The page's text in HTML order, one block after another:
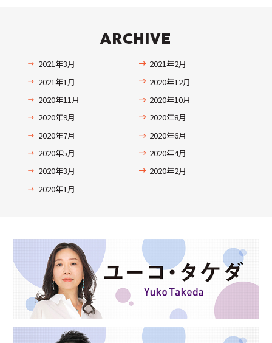
ARCHIVE
2021年3月
2021年2月
2021年1月
2020年12月
2020年11月
2020年10月
2020年9月
2020年8月
2020年7月
2020年6月
2020年5月
2020年4月
2020年3月
2020年2月
2020年1月